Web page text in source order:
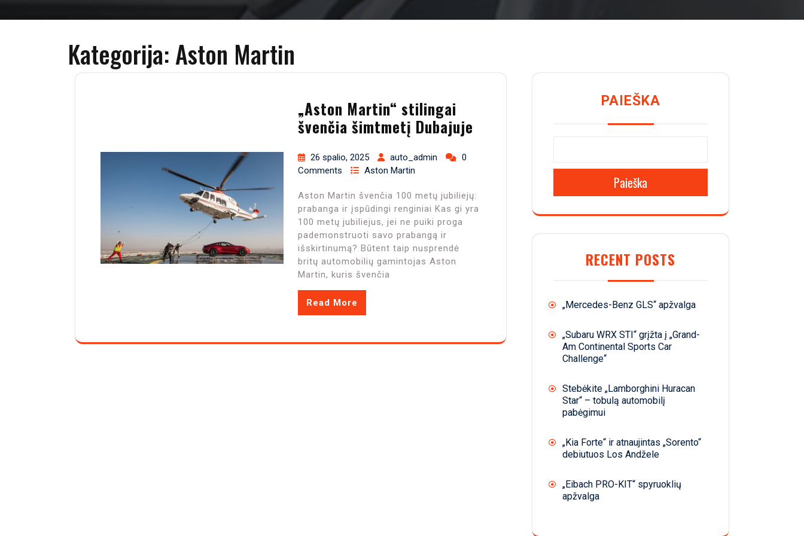
Kategorija:Aston Martin
„Aston Martin“ stilingai
švenčia šimtmetį Dubajuje
26 spalio, 2025 auto_admin
0
Comments
Aston Martin
Aston Martin švenčia 100 metų jubiliejų:
prabanga ir įspūdingi renginiai Kas gi yra
100 metų jubiliejus, jei ne puiki proga
pademonstruoti savo prabangą ir
išskirtinumą? Būtent taip nusprendė
britų automobilių gamintojas Aston
Martin, kuris švenčia
Read More
PAIEŠKA
Paieška
RECENT POSTS
„Mercedes-Benz GLS“ apžvalga
„Subaru WRX STI“ grįžta į „Grand-
Am Continental Sports Car
Challenge“
Stebėkite „Lamborghini Huracan
Star“ – tobulą automobilį
pabėgimui
„Kia Forte“ ir atnaujintas „Sorento“
debiutuos Los Andžele
„Eibach PRO-KIT“ spyruoklių
apžvalga